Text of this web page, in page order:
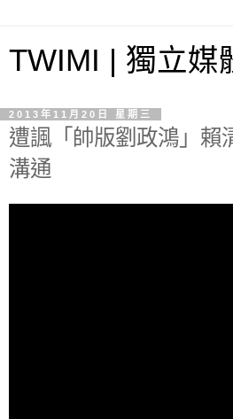
TWIMI | 獨立媒
2013年11月20日 星期三
遭諷「帥版劉政鴻」賴
溝通